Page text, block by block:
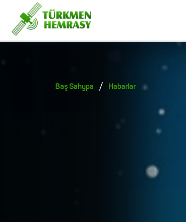
Baş Sahypa / Habarlar